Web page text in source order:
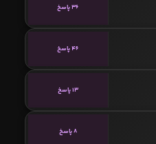
36 پاسخ
46 پاسخ
13 پاسخ
8 پاسخ